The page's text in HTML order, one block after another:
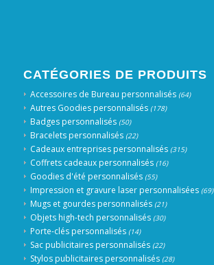
CATÉGORIES DE PRODUITS
Accessoires de Bureau personnalisés (64)
Autres Goodies personnalisés (178)
Badges personnalisés (50)
Bracelets personnalisés (22)
Cadeaux entreprises personnalisés (315)
Coffrets cadeaux personnalisés (16)
Goodies d'été personnalisés (55)
Impression et gravure laser personnalisées (69)
Mugs et gourdes personnalisés (21)
Objets high-tech personnalisés (30)
Porte-clés personnalisés (14)
Sac publicitaires personnalisés (22)
Stylos publicitaires personnalisés (28)